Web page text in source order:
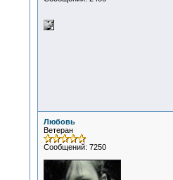
Любовь
Ветеран
Сообщений: 7250